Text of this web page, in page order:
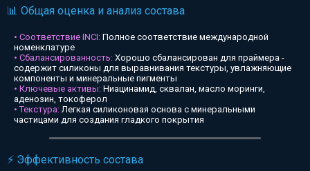
📊 Общая оценка и анализ состава
• Соответствие INCI: Полное соответствие международной
номенклатуре
• Сбалансированность: Хорошо сбалансирован для праймера -
содержит силиконы для выравнивания текстуры, увлажняющие
компоненты и минеральные пигменты
• Ключевые активы: Ниацинамид, сквалан, масло моринги,
аденозин, токоферол
• Текстура:Легкая силиконовая основа с минеральными
частицами для создания гладкого покрытия
⚡ Эффективность состава